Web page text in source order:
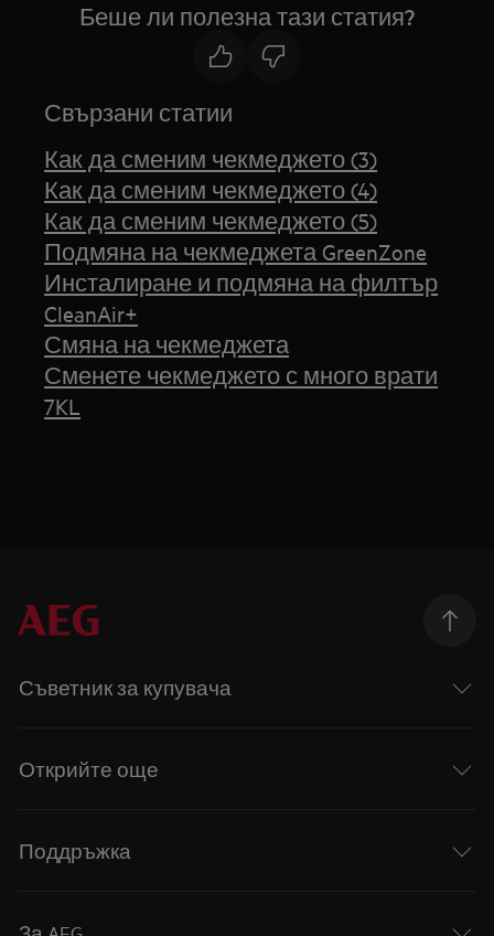
Беше ли полезна тази статия?
Свързани статии
Как да сменим чекмеджето (3)
Как да сменим чекмеджето (4)
Как да сменим чекмеджето (5)
Подмяна на чекмеджета GreenZone
Инсталиране и подмяна на филтър
CleanAir+
Смяна на чекмеджета
Сменете чекмеджето с много врати
7KL
Съветник за купувача
Открийте още
Поддръжка